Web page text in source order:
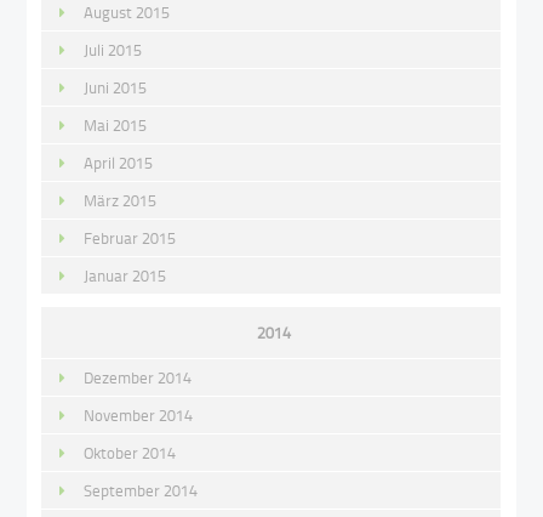
August 2015
Juli 2015
Juni 2015
Mai 2015
April 2015
März 2015
Februar 2015
Januar 2015
2014
Dezember 2014
November 2014
Oktober 2014
September 2014